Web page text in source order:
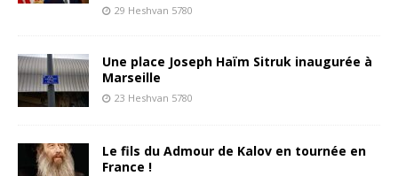
29 Heshvan 5780
Une place Joseph Haïm Sitruk inaugurée à
Marseille
23 Heshvan 5780
Le fils du Admour de Kalov en tournée en
France !